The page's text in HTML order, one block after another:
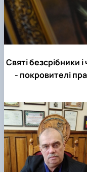
Святі безсрібники
- покровителі